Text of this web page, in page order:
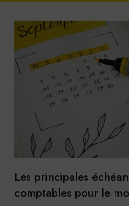
Les principales
comptables pour le
Google Analytics
Cookies générés par Google
des données statistiques.
En savoir plus